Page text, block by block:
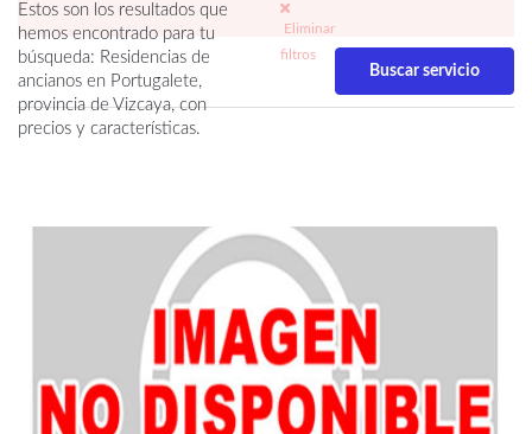
Estos son los resultados que
hemos encontrado para tu
búsqueda: Residencias de
ancianos en Portugalete,
provincia de Vizcaya, con
precios y características.
Eliminar
filtros